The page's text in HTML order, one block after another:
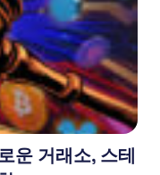
운 거래소, 스테